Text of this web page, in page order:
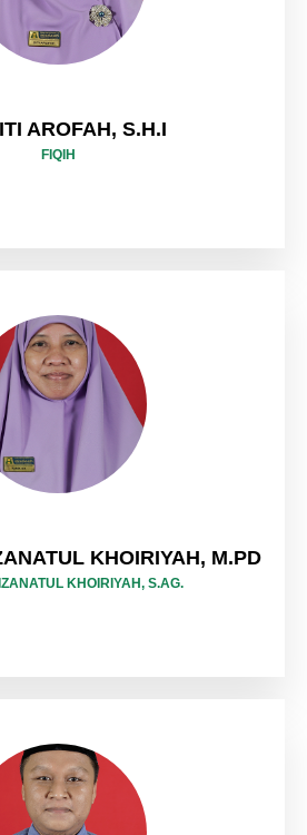
AROFAH, S.H.I
FIQIH
KHOIRIYAH, M.PD
KHOIRIYAH, S.AG.